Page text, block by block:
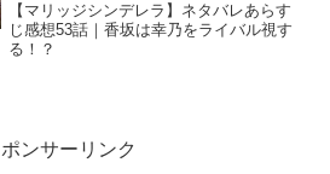
【マリッジシンデレラ】ネタバレあらす
じ感想53話｜香坂は幸乃をライバル視す
る！？
ンサーリンク